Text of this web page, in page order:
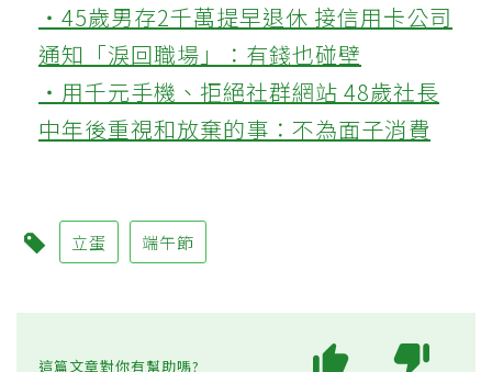
‧45歲男存2千萬提早退休 接信用卡公司
通知「淚回職場」：有錢也碰壁
‧用千元手機、拒絕社群網站 48歲社長
中年後重視和放棄的事：不為面子消費
立蛋 端午節
這篇文章對你有幫助嗎?